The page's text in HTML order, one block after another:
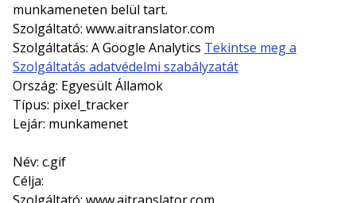
munkameneten belül tart.
Szolgáltató: www.aitranslator.com
Szolgáltatás: A Google Analytics Tekintse meg a
Szolgáltatás adatvédelmi szabályzatát
Ország: Egyesült Államok
Típus: pixel_tracker
Lejár: munkamenet
Név: c.gif
Célja: